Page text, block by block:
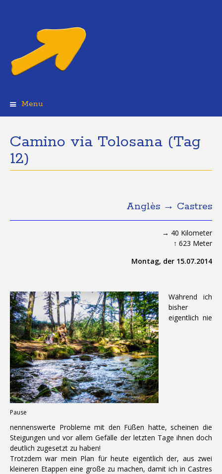
Menu
Camino via Tolosana (Tag
12)
Anglès → Castres
→ 40 Kilometer
↑ 623 Meter
Montag, der 15.07.2014
Pause
Während ich
bisher
eigentlich nie
nennenswerte Probleme mit den Füßen hatte, scheinen die
Steigungen und vor allem Gefälle der letzten Tage ihnen doch
deutlich zugesetzt zu haben!
Trotzdem war mein Plan für heute eigentlich der, aus zwei
kleineren Etappen eine große zu machen, damit ich in Castres